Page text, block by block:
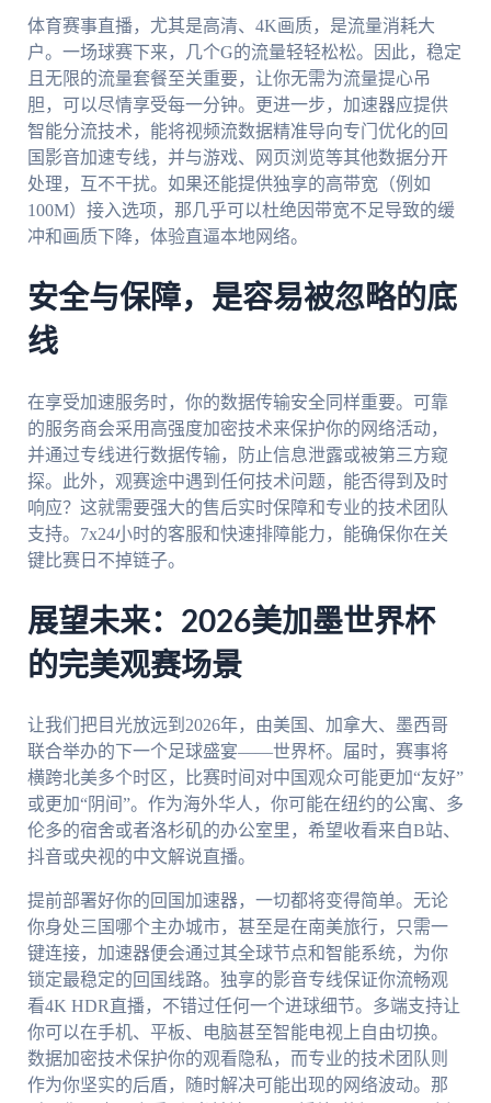
体育赛事直播，尤其是高清、4K画质，是流量消耗大
户。一场球赛下来，几个G的流量轻轻松松。因此，稳定
且无限的流量套餐至关重要，让你无需为流量提心吊
胆，可以尽情享受每一分钟。更进一步，加速器应提供
智能分流技术，能将视频流数据精准导向专门优化的回
国影音加速专线，并与游戏、网页浏览等其他数据分开
处理，互不干扰。如果还能提供独享的高带宽（例如
100M）接入选项，那几乎可以杜绝因带宽不足导致的缓
冲和画质下降，体验直逼本地网络。
安全与保障，是容易被忽略的底
线
在享受加速服务时，你的数据传输安全同样重要。可靠
的服务商会采用高强度加密技术来保护你的网络活动，
并通过专线进行数据传输，防止信息泄露或被第三方窥
探。此外，观赛途中遇到任何技术问题，能否得到及时
响应？这就需要强大的售后实时保障和专业的技术团队
支持。7x24小时的客服和快速排障能力，能确保你在关
键比赛日不掉链子。
展望未来：2026美加墨世界杯
的完美观赛场景
让我们把目光放远到2026年，由美国、加拿大、墨西哥
联合举办的下一个足球盛宴——世界杯。届时，赛事将
横跨北美多个时区，比赛时间对中国观众可能更加“友好”
或更加“阴间”。作为海外华人，你可能在纽约的公寓、多
伦多的宿舍或者洛杉矶的办公室里，希望收看来自B站、
抖音或央视的中文解说直播。
提前部署好你的回国加速器，一切都将变得简单。无论
你身处三国哪个主办城市，甚至是在南美旅行，只需一
键连接，加速器便会通过其全球节点和智能系统，为你
锁定最稳定的回国线路。独享的影音专线保证你流畅观
看4K HDR直播，不错过任何一个进球细节。多端支持让
你可以在手机、平板、电脑甚至智能电视上自由切换。
数据加密技术保护你的观看隐私，而专业的技术团队则
作为你坚实的后盾，随时解决可能出现的网络波动。那